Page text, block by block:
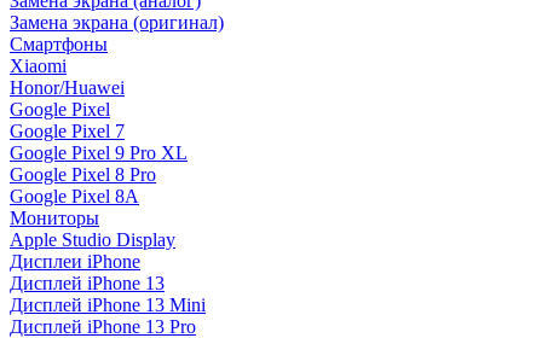
Замена экрана (оригинал)
Смартфоны
Xiaomi
Honor/Huawei
Google Pixel
Google Pixel 7
Google Pixel 9 Pro XL
Google Pixel 8 Pro
Google Pixel 8A
Мониторы
Apple Studio Display
Дисплеи iPhone
Дисплей iPhone 13
Дисплей iPhone 13 Mini
Дисплей iPhone 13 Pro